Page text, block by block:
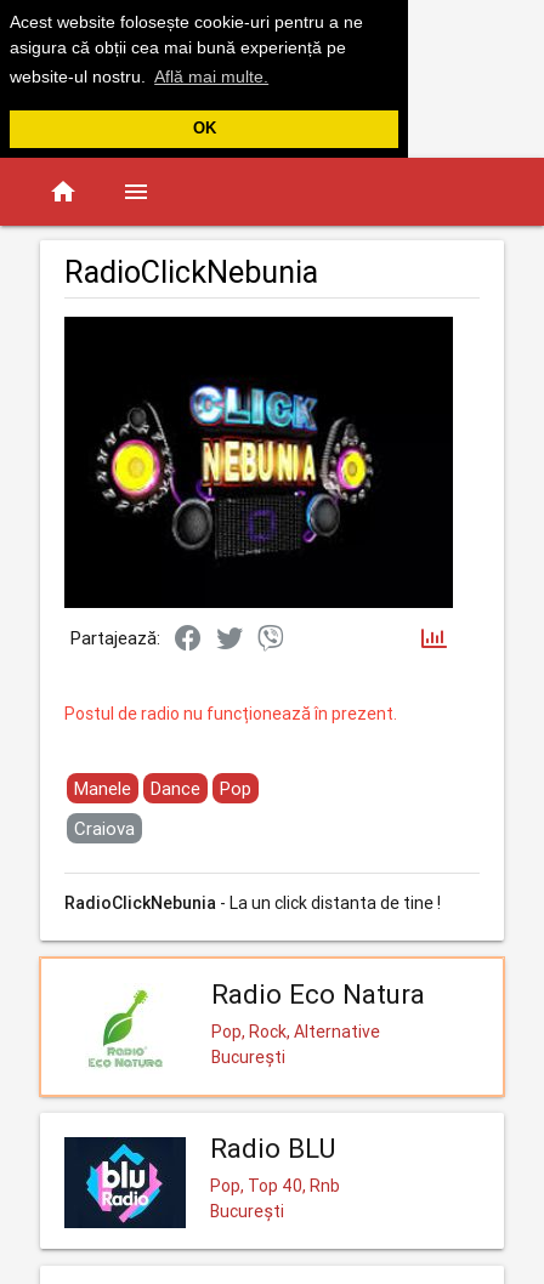
Acest website folosește cookie-uri pentru a ne
asigura că obții cea mai bună experiență pe
website-ul nostru.
Află mai multe.
OK
home menu
RadioClickNebunia
Partajează:
Postul de radio nu funcționează în prezent.
Manele Dance
Pop
Craiova
RadioClickNebunia- La un click distanta de tine !
Radio Eco Natura
Pop, Rock, Alternative
București
Radio BLU
Pop, Top 40, Rnb
București